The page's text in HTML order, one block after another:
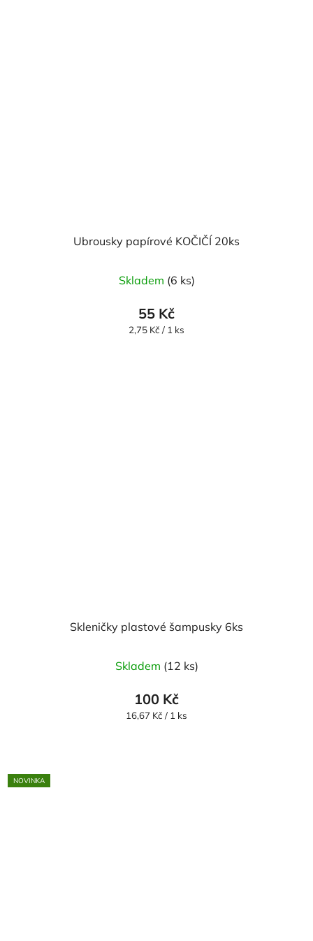
Ubrousky papírové KOČIČÍ 20ks
hodnocení
produktu
je
Skladem (6 ks)
55 Kč
Měrná
2,75 Kč / 1 ks
Skleničky plastové šampusky 6ks
Skladem (12 ks)
100 Kč
Měrná
16,67 Kč / 1 ks
NOVINKA